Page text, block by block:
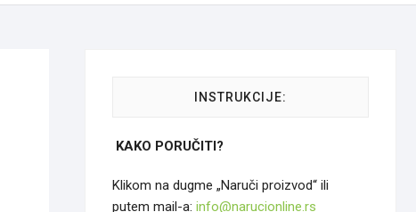
INSTRUKCIJE:
KAKO PORUČITI?
Klikom na dugme „Naruči proizvod“ ili
putem mail-a: info@narucionline.rs